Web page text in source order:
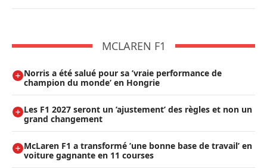
MCLAREN F1
Norris a été salué pour sa ’vraie performance de
champion du monde’ en Hongrie
Les F1 2027 seront un ’ajustement’ des règles et non un
grand changement
McLaren F1 a transformé ’une bonne base de travail’ en
voiture gagnante en 11 courses